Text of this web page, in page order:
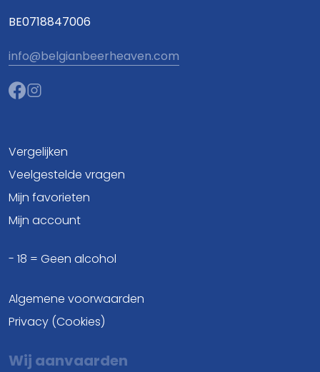
BE0718847006
info@belgianbeerheaven.com
Vergelijken
Veelgestelde vragen
Mijn favorieten
Mijn account
- 18 = Geen alcohol
Algemene voorwaarden
Privacy (Cookies)
Wij aanvaarden